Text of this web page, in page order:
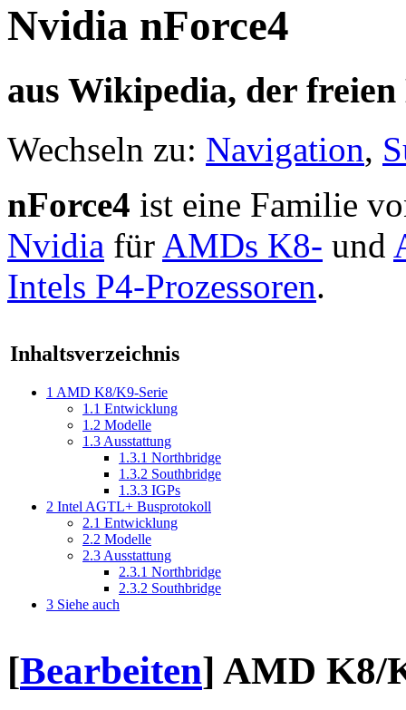
Nvidia nForce4
aus Wikipedia, der
Wechseln zu: Navigation,
nForce4 ist eine Familie
Nvidia für AMDs K8- und
Intels P4-Prozessoren.
Inhaltsverzeichnis
1 AMD K8/K9-Serie
1.1 Entwicklung
1.2 Modelle
1.3 Ausstattung
1.3.1 Northbridge
1.3.2 Southbridge
1.3.3 IGPs
2 Intel AGTL+ Busprotokoll
2.1 Entwicklung
2.2 Modelle
2.3 Ausstattung
2.3.1 Northbridge
2.3.2 Southbridge
3 Siehe auch
[Bearbeiten] AMD K8/